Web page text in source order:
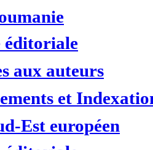
éditoriale
aux auteurs
et
Est européen